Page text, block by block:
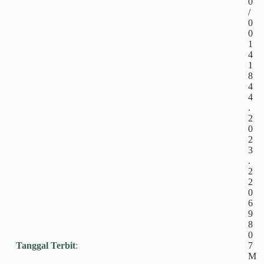
/
0
0
1
4
1
8
4
4
.
2
0
2
3
.
2
2
0
6
9
8
0
Tanggal Terbit:
7
M